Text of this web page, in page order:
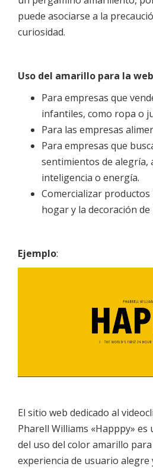
puede asociarse a la
curiosidad.
Uso del amarillo para la
Para empresas que
infantiles, como ropa o
Para las empresas
Para empresas que
sentimientos de alegría,
inteligencia o energía.
Comercializar productos
hogar y la decoración
Ejemplo:
El sitio web dedicado al
Pharell Williams «Happpy» es
del uso del color amarillo
experiencia de usuario alegre